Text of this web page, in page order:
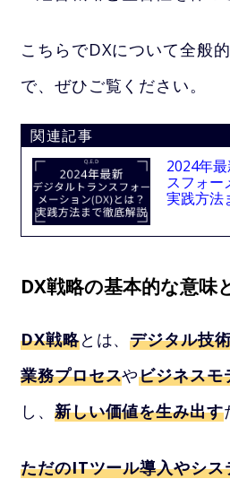
こちらでDXについて全般
で、ぜひご覧ください。
関連記事
2024年
スフォー
実践方法
DX戦略の基本的な意味
DX戦略とは、デジタル技
業務プロセスやビジネスモ
し、 新しい価値を生み出す
ただのITツール導入やシ